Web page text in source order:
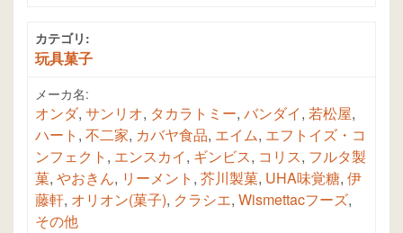
カテゴリ:
玩具菓子
メーカ名:
オンダ, サンリオ, タカラトミー, バンダイ, 若松屋,
ハート , 不二家, カバヤ食品, エイム, エフトイズ・コ
ンフェクト , エンスカイ, ギンビス, コリス, フルタ製
菓, やおきん, リーメント , 芥川製菓, UHA味覚糖, 伊
藤軒, オリオン(菓子), クラシエ, Wismettacフーズ,
その他